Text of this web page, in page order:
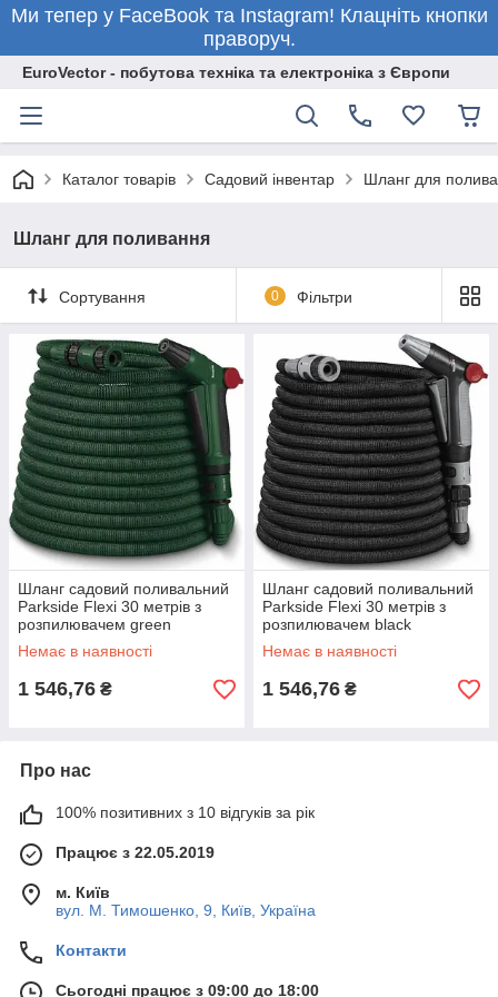
Ми тепер у FaceBook та Instagram! Клацніть кнопки
праворуч.
EuroVector - побутова техніка та електроніка з Європи
Каталог товарів Садовий інвентар Шланг для
Шланг для поливання
Сортування 0 Фільтри
Шланг садовий поливальний
Parkside Flexi 30 метрів з
розпилювачем green
Німеччина
Немає в наявності
1 546,76 ₴
Шланг садовий поливальний
Parkside Flexi 30 метрів з
розпилювачем black
Німеччина
Немає в наявності
1 546,76 ₴
Про нас
100% позитивних з 10 відгуків за рік
Працює з 22.05.2019
м. Київ
вул. М. Тимошенко, 9, Київ, Україна
Контакти
Сьогодні працює з 09:00 до 18:00